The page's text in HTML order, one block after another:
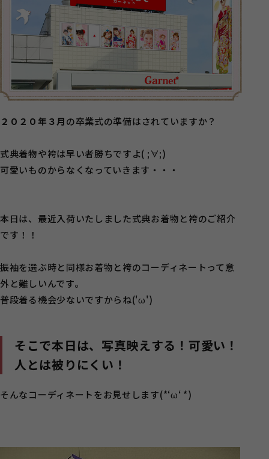
２０２０年３月の卒業式の準備はされていますか？
式典着物や袴は早い者勝ちですよ( ;∀;)
可愛いものからなくなっていきます・・・
本日は、最近入荷いたしました式典お着物と袴のご紹介
です！！
振袖を選ぶ時と同様お着物と袴のコーディネートって意
外と難しいんです。
普段着る機会少ないですからね('ω')
そこで本日は、写真映えする！可愛い！
人とは被りにくい！
そんなコーディネートをお見せします(*‘ω‘ *)